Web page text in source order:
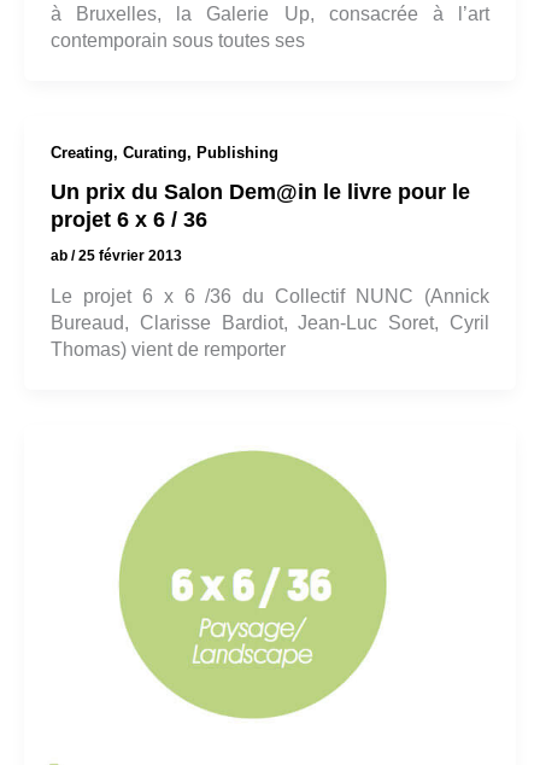
à Bruxelles, la Galerie Up, consacrée à l’art
contemporain sous toutes ses
Creating, Curating, Publishing
Un prix du Salon Dem@in le livre pour le
projet 6 x 6 / 36
ab /25 février 2013
Le projet 6 x 6 /36 du Collectif NUNC (Annick
Bureaud, Clarisse Bardiot, Jean-Luc Soret, Cyril
Thomas) vient de remporter